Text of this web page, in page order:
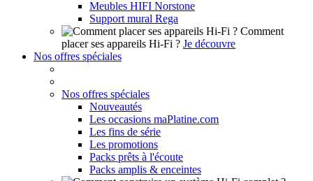
Meubles HIFI Norstone
Support mural Rega
Comment
placer ses appareils Hi-Fi ? Je découvre
Nos offres spéciales
Nos offres spéciales
Nouveautés
Les occasions maPlatine.com
Les fins de série
Les promotions
Packs prêts à l'écoute
Packs amplis & enceintes